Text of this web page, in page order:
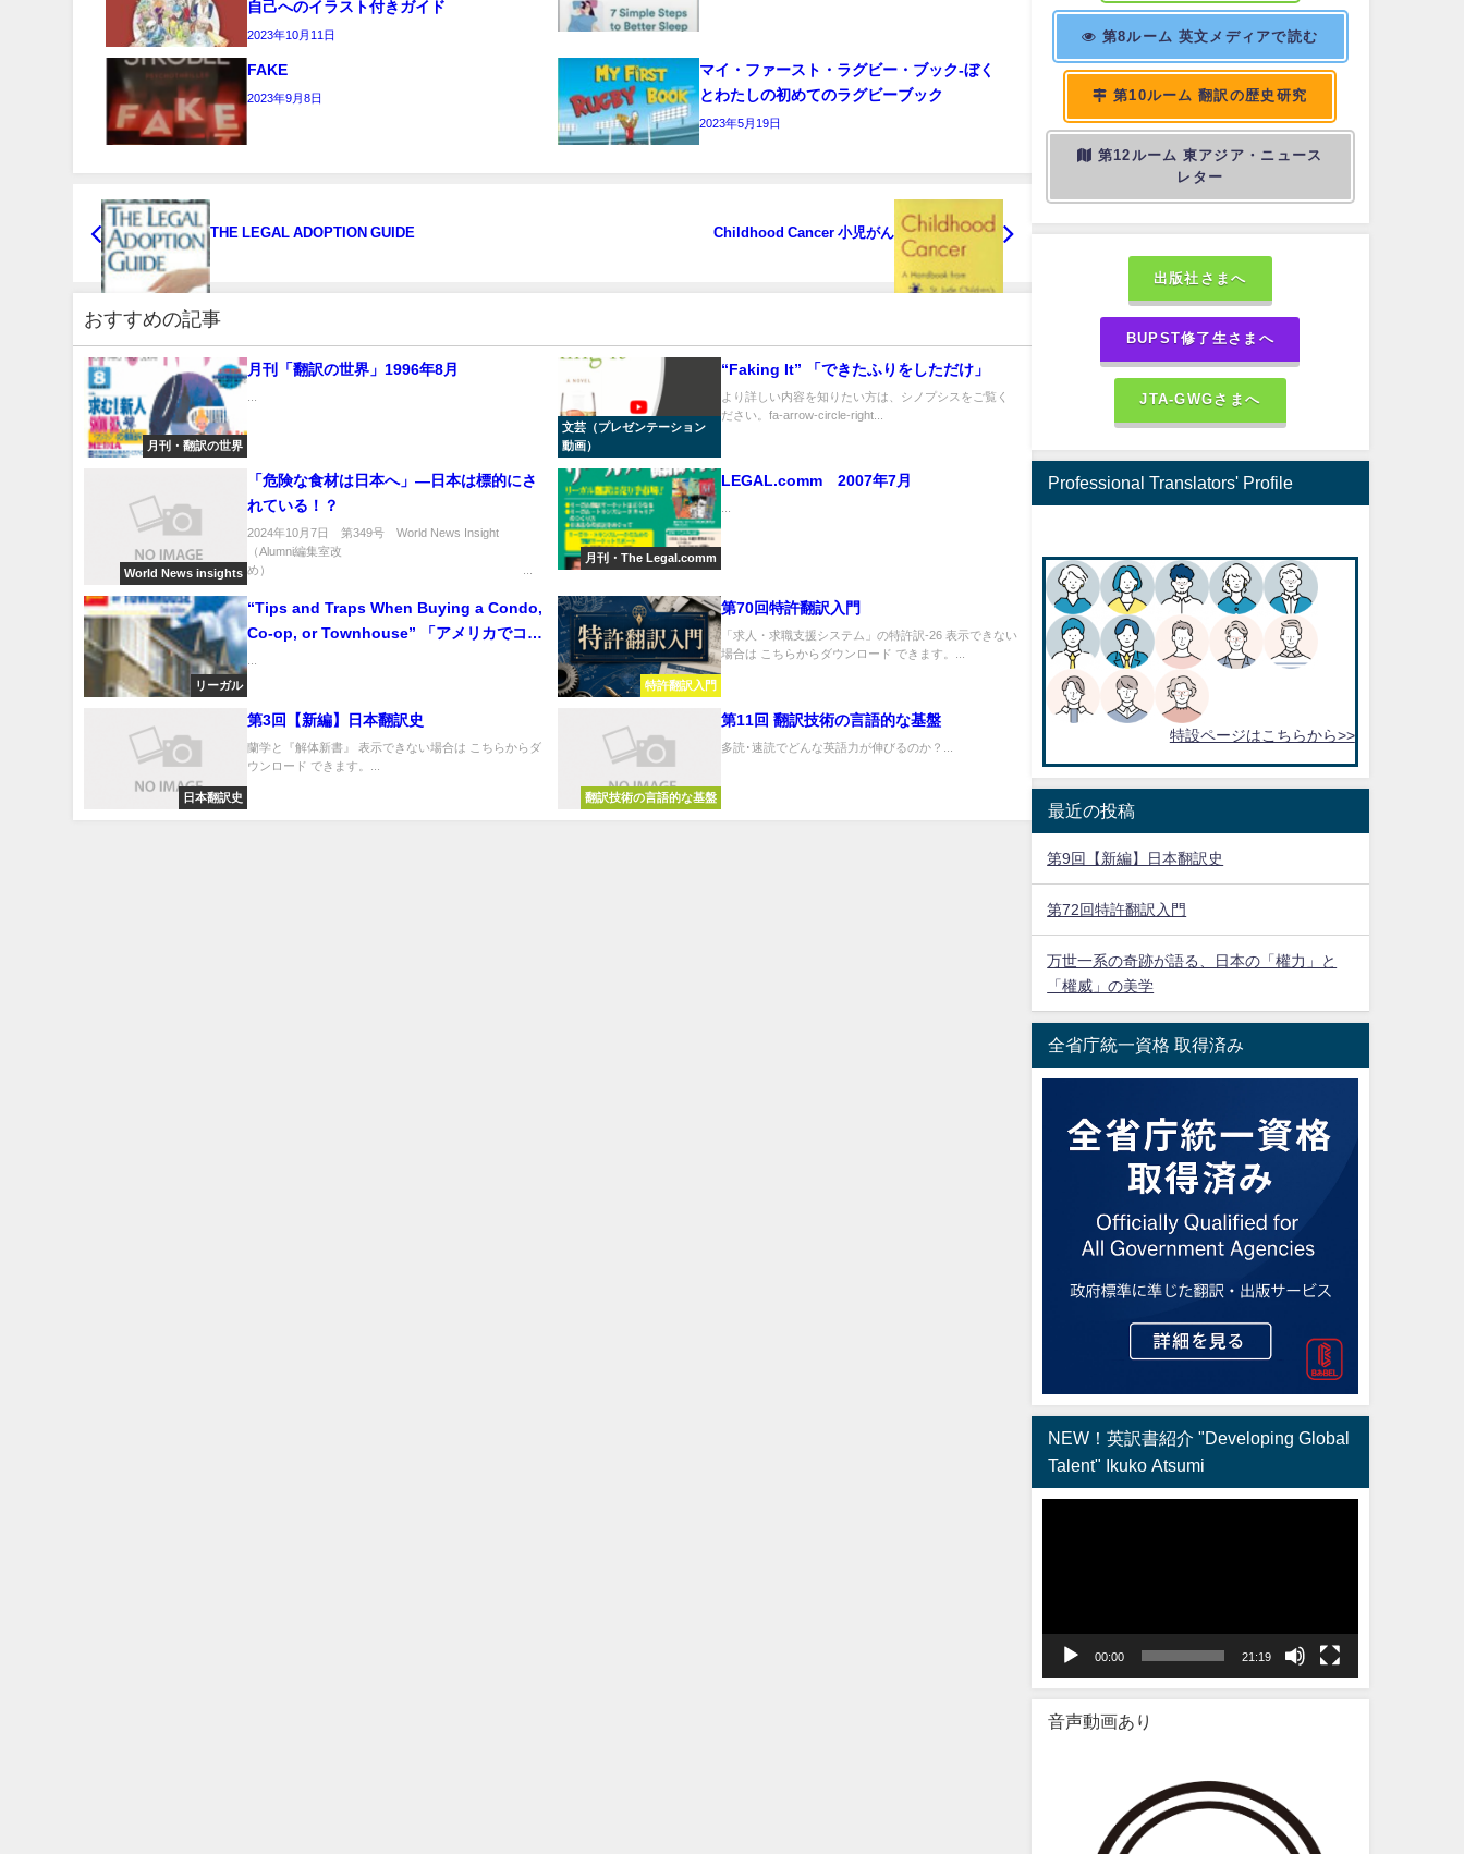
自己へのイラスト付きガイド
2023年10月11日
FAKE
2023年9月8日
マイ・ファースト・ラグビー・ブック‐ぼく
とわたしの初めてのラグビーブック
2023年5月19日
THE LEGAL ADOPTION GUIDE Childhood Cancer 小児がん
おすすめの記事
月刊・翻訳の世界
月刊「翻訳の世界」1996年8月
文芸（プレゼンテーション
動画）
“Faking It” 「できたふりをしただけ」
より詳しい内容を知りたい方は、シノプシスをご覧く
ださい。fa-arrow-circle-right...
World News insights
「危険な食材は日本へ」—日本は標的にさ
れている！？
2024年10月7日 第349号 World News Insight
（Alumni編集室改
め） ...
月刊・The Legal.comm
LEGAL.comm 2007年7月
...
リーガル
“Tips and Traps When Buying a Condo,
Co-op, or Townhouse” 「アメリカでコン
...
特許翻訳入門
第70回特許翻訳入門
「求人・求職支援システム」の特許訳-26 表示できない
場合は こちらからダウンロード できます。...
日本翻訳史
第3回【新編】日本翻訳史
蘭学と『解体新書』 表示できない場合は こちらからダ
ウンロード できます。...
翻訳技術の言語的な基盤
第11回 翻訳技術の言語的な基盤
多読･速読でどんな英語力が伸びるのか？...
第8ルーム 英文メディアで読む
第10ルーム 翻訳の歴史研究
第12ルーム 東アジア・ニュース
レター
出版社さまへ
BUPST修了生さまへ
JTA-GWGさまへ
Professional Translators' Profile
特設ページはこちらから>>
最近の投稿
第9回【新編】日本翻訳史
第72回特許翻訳入門
万世一系の奇跡が語る、日本の「權力」と
「權威」の美学
全省庁統一資格 取得済み
NEW！英訳書紹介 "Developing Global
Talent" Ikuko Atsumi
ー
00:00 21:19
音声動画あり